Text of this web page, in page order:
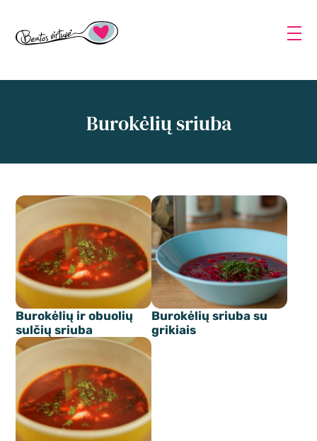
Burokėlių sriuba
Burokėlių ir obuolių
sulčių sriuba
Burokėlių sriuba su
grikiais